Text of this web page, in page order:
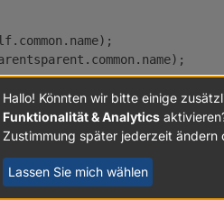
. common . name);
. common . name);
Hallo! Könnten wir bitte einige
Funktionalität & Analytics
Zustimmung später jederzeit ändern
Lassen Sie mich wählen